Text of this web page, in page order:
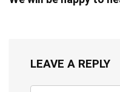
LEAVE A REPLY